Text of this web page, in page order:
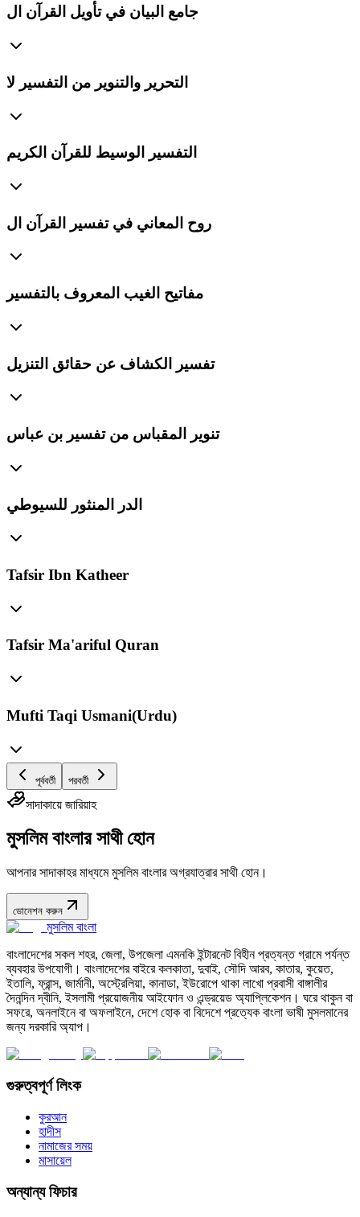
جامع البيان في تأويل القرآن ال
التحرير والتنوير من التفسير لا
التفسير الوسيط للقرآن الكريم
روح المعاني في تفسير القرآن ال
مفاتيح الغيب المعروف بالتفسير
تفسير الكشاف عن حقائق التنزيل
تنوير المقباس من تفسير بن عباس
الدر المنثور للسيوطي
Tafsir Ibn Katheer
Tafsir Ma'ariful Quran
Mufti Taqi Usmani(Urdu)
পূর্ববর্তী পরবর্তী
সাদাকায়ে জারিয়াহ
মুসলিম বাংলার সাথী হোন
আপনার সাদাকাহর মাধ্যমে মুসলিম বাংলার অগ্রযাত্রার সাথী হোন।
ডোনেশন করুন
মুসলিম বাংলা
বাংলাদেশের সকল শহর, জেলা, উপজেলা এমনকি ইন্টারনেট বিহীন প্রত্যন্ত গ্রামে পর্যন্ত
ব্যবহার উপযোগী। বাংলাদেশের বাইরে কলকাতা, দুবাই, সৌদি আরব, কাতার, কুয়েত,
ইতালি, ফ্রান্স, জার্মানী, অস্ট্রেলিয়া, কানাডা, ইউরোপে থাকা লাখো প্রবাসী বাঙ্গালীর
দৈনন্দিন দ্বীনি, ইসলামী প্রয়োজনীয় আইফোন ও এন্ড্রয়েড অ্যাপ্লিকেশন। ঘরে থাকুন বা
সফরে, অনলাইনে বা অফলাইনে, দেশে হোক বা বিদেশে প্রত্যেক বাংলা ভাষী মুসলমানের
জন্য দরকারি অ্যাপ।
গুরুত্বপূর্ণ লিংক
কুরআন
হাদীস
নামাজের সময়
মাসায়েল
অন্যান্য ফিচার